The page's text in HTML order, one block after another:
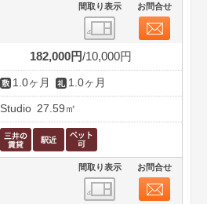
間取り表示 お問合せ
182,000円 10,000円
1.0ヶ月 1.0ヶ月
Studio 27.59㎡
間取り表示 お問合せ